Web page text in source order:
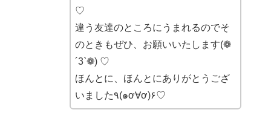
♡
違う友達のところにうまれるのでそ
のときもぜひ、お願いいたします(❁
´3`❁) ♡
ほんとに、ほんとにありがとうござ
いました٩(๑ơ∀ơ)۶♡